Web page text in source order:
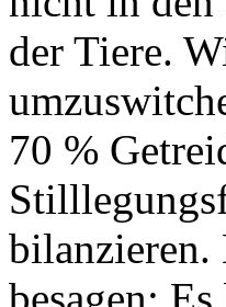
der Tiere.
70 %
bilanzieren.